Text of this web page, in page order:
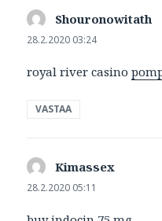
Shouronowitath
28.2.2020 03:24
royal river casino
VASTAA
Kimassex
28.2.2020 05:11